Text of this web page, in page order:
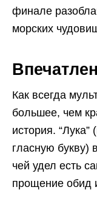
финале
морских
Как всегда
большее, чем
история.
гласную букву)
чей удел есть
прощение обид